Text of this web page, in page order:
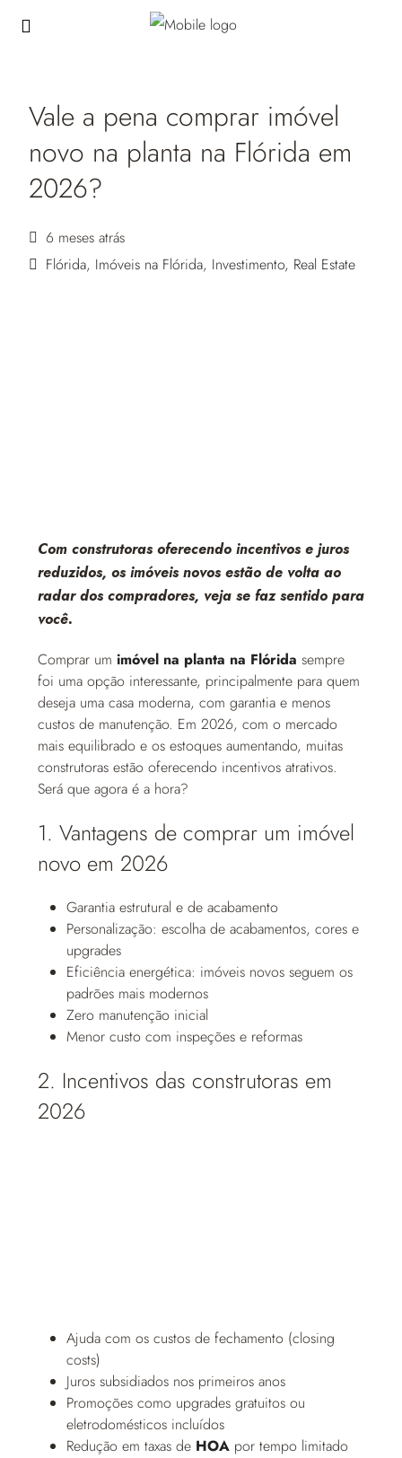
Vale a pena comprar imóvel
novo na planta na Flórida em
2026?
6 meses atrás
Flórida, Imóveis na Flórida, Investimento, Real Estate
Com construtoras oferecendo incentivos e juros
reduzidos, os imóveis novos estão de volta ao
radar dos compradores, veja se faz sentido para
você.
Comprar um imóvel na planta na Flórida sempre
foi uma opção interessante, principalmente para quem
deseja uma casa moderna, com garantia e menos
custos de manutenção. Em 2026, com o mercado
mais equilibrado e os estoques aumentando, muitas
construtoras estão oferecendo incentivos atrativos.
Será que agora é a hora?
1. Vantagens de comprar um imóvel
novo em 2026
Garantia estrutural e de acabamento
Personalização: escolha de acabamentos, cores e
upgrades
Eficiência energética: imóveis novos seguem os
padrões mais modernos
Zero manutenção inicial
Menor custo com inspeções e reformas
2. Incentivos das construtoras em
2026
Ajuda com os custos de fechamento (closing
costs)
Juros subsidiados nos primeiros anos
Promoções como upgrades gratuitos ou
eletrodomésticos incluídos
Redução em taxas de HOA por tempo limitado